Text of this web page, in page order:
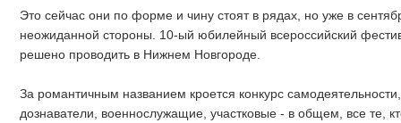
Это сейчас они по форме и чину стоят в рядах, но уже в
неожиданной стороны. 10-ый юбилейный всероссийский
решено проводить в Нижнем Новгороде.
За романтичным названием кроется конкурс
дознаватели, военнослужащие, участковые - в общем, все те,